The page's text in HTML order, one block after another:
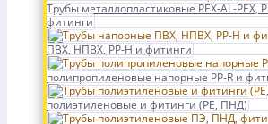
Трубы металлопластиковые PEX-AL-PEX,
фитинги
ПВХ, НПВХ, PP-H и фитинги
полипропиленовые напорные PP-R и
полиэтиленовые и фитинги (PE, ПНД)